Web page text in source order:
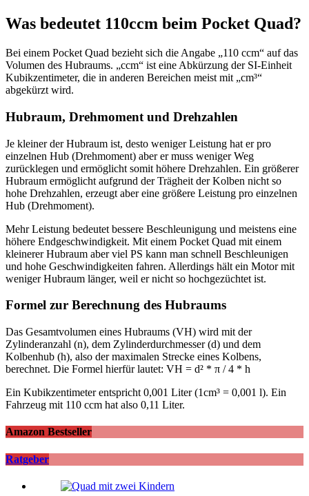
Was bedeutet 110ccm beim Pocket Quad?
Bei einem Pocket Quad bezieht sich die Angabe „110 ccm“ auf das
Volumen des Hubraums. „ccm“ ist eine Abkürzung der SI-Einheit
Kubikzentimeter, die in anderen Bereichen meist mit „cm³“
abgekürzt wird.
Hubraum, Drehmoment und Drehzahlen
Je kleiner der Hubraum ist, desto weniger Leistung hat er pro
einzelnen Hub (Drehmoment) aber er muss weniger Weg
zurücklegen und ermöglicht somit höhere Drehzahlen. Ein größerer
Hubraum ermöglicht aufgrund der Trägheit der Kolben nicht so
hohe Drehzahlen, erzeugt aber eine größere Leistung pro einzelnen
Hub (Drehmoment).
Mehr Leistung bedeutet bessere Beschleunigung und meistens eine
höhere Endgeschwindigkeit. Mit einem Pocket Quad mit einem
kleinerer Hubraum aber viel PS kann man schnell Beschleunigen
und hohe Geschwindigkeiten fahren. Allerdings hält ein Motor mit
weniger Hubraum länger, weil er nicht so hochgezüchtet ist.
Formel zur Berechnung des Hubraums
Das Gesamtvolumen eines Hubraums (VH) wird mit der
Zylinderanzahl (n), dem Zylinderdurchmesser (d) und dem
Kolbenhub (h), also der maximalen Strecke eines Kolbens,
berechnet. Die Formel hierfür lautet: VH = d² * π / 4 * h
Ein Kubikzentimeter entspricht 0,001 Liter (1cm³ = 0,001 l). Ein
Fahrzeug mit 110 ccm hat also 0,11 Liter.
Amazon Bestseller
Ratgeber